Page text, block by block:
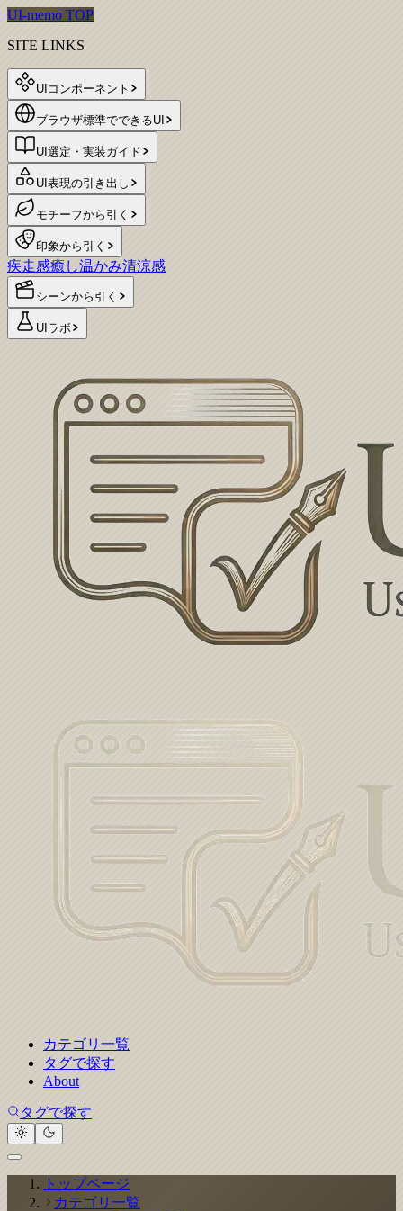
UI-memo TOP
SITE LINKS
UIコンポーネント
ブラウザ標準でできるUI
UI選定・実装ガイド
UI表現の引き出し
モチーフから引く
印象から引く
疾走感癒し温かみ清涼感
シーンから引く
UIラボ
カテゴリ一覧
タグで探す
About
タグで探す
トップページ
カテゴリ一覧